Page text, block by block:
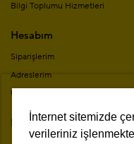
Bilgi Toplumu Hizmetleri
Hesabım
Siparişlerim
Adreslerim
Üyelik Bilgilerim
Mağazalar
İnternet sitemizde
verileriniz